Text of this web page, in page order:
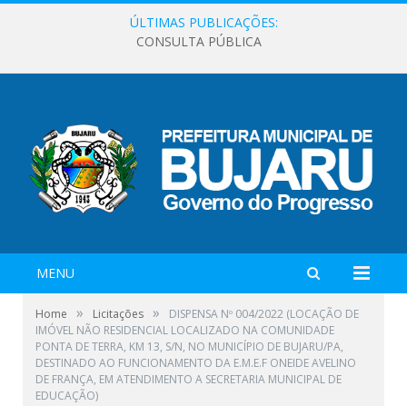
ÚLTIMAS PUBLICAÇÕES:
CONSULTA PÚBLICA
MENU
Home » Licitações »
DISPENSA Nº 004/2022 (LOCAÇÃO DE
IMÓVEL NÃO RESIDENCIAL LOCALIZADO NA COMUNIDADE
PONTA DE TERRA, KM 13, S/N, NO MUNICÍPIO DE BUJARU/PA,
DESTINADO AO FUNCIONAMENTO DA E.M.E.F ONEIDE AVELINO
DE FRANÇA, EM ATENDIMENTO A SECRETARIA MUNICIPAL DE
EDUCAÇÃO)